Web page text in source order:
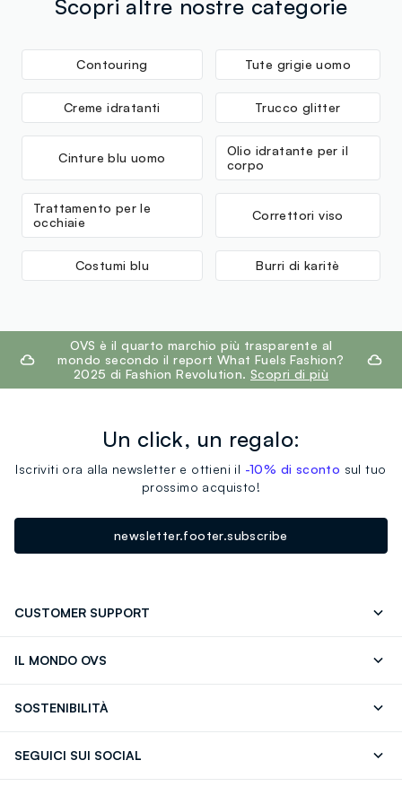
Clicca qui per vedere i dettagli
Fornitore di prodotto finito
Scopri altre nostre categorie
Contouring Tute grigie uomo
Creme idratanti Trucco glitter
Cinture blu uomo
Olio idratante per il
corpo
Trattamento per le
occhiaie
Correttori viso
Costumi blu Burri di karitè
footer.ariatitleOVS è il quarto marchio più trasparente al
mondo secondo il report What Fuels Fashion?
2025 di Fashion Revolution. Scopri di più
Un click, un regalo:
Iscriviti ora alla newsletter e ottieni il -10% di sconto sul tuo
prossimo acquisto!
newsletter.footer.subscribe
CUSTOMER SUPPORT
IL MONDO OVS
Giftcard
SOSTENIBILITÀ
SEGUICI SUI SOCIAL